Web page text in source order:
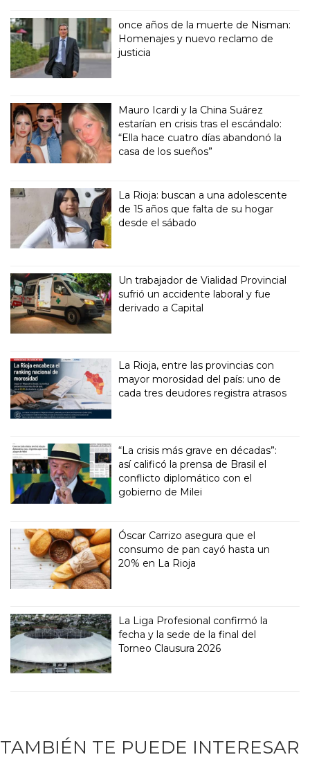
once años de la muerte de Nisman:
Homenajes y nuevo reclamo de
justicia
Mauro Icardi y la China Suárez
estarían en crisis tras el escándalo:
“Ella hace cuatro días abandonó la
casa de los sueños”
La Rioja: buscan a una adolescente
de 15 años que falta de su hogar
desde el sábado
Un trabajador de Vialidad Provincial
sufrió un accidente laboral y fue
derivado a Capital
La Rioja, entre las provincias con
mayor morosidad del país: uno de
cada tres deudores registra atrasos
“La crisis más grave en décadas”:
así calificó la prensa de Brasil el
conflicto diplomático con el
gobierno de Milei
Óscar Carrizo asegura que el
consumo de pan cayó hasta un
20% en La Rioja
La Liga Profesional confirmó la
fecha y la sede de la final del
Torneo Clausura 2026
TAMBIÉN TE PUEDE INTERESAR